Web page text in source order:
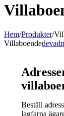
Hem/Produkter/
Villaboende
Beställ
lagfarna